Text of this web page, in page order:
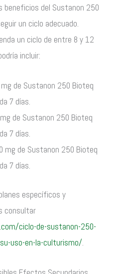
beneficios del Sustanon 250
un ciclo adecuado.
un ciclo de entre 8 y 12
incluir:
de Sustanon 250 Bioteq
7 días.
de Sustanon 250 Bioteq
7 días.
mg de Sustanon 250 Bioteq
7 días.
específicos y
consultar
ciclo-de-sustanon-250-
uso-en-la-culturismo/.